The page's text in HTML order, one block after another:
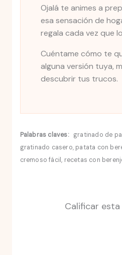
Ojalá te animes a
esa sensación de
regala cada vez que
Cuéntame cómo te
alguna versión tuya,
descubrir tus trucos.
Palabras claves: gratinado de
gratinado casero, patata con
cremoso fácil, recetas con
Calificar